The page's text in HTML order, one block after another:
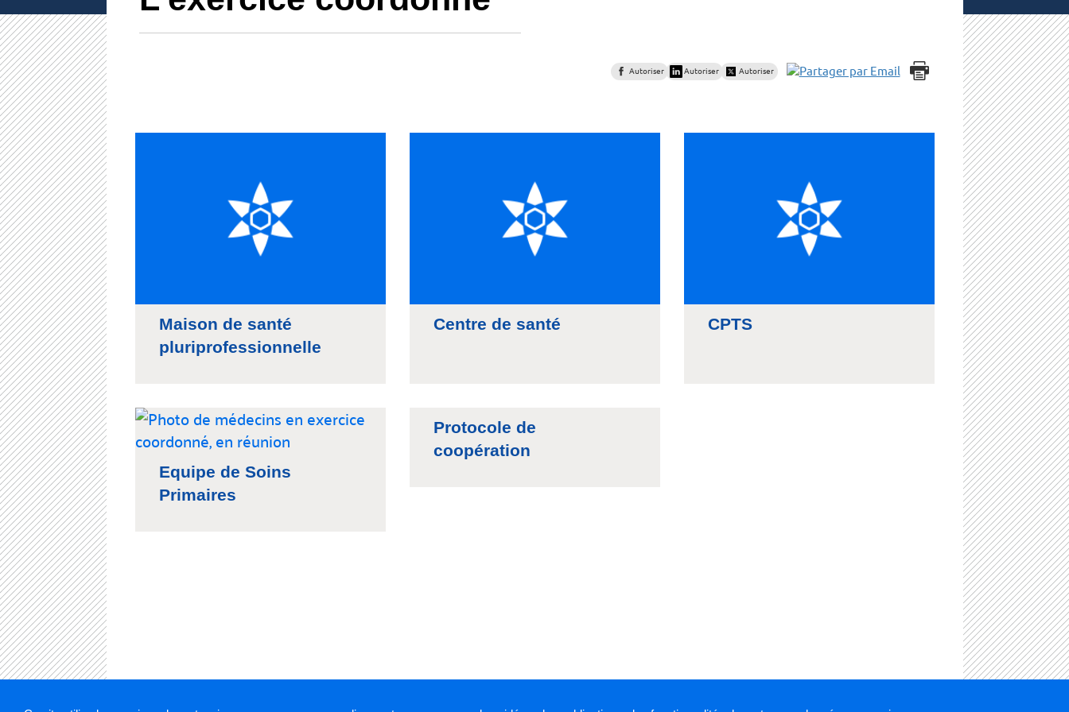
Autoriser Autoriser Autoriser
Maison de santé
pluriprofessionnelle
Centre de santé CPTS
Equipe de Soins
Primaires
Protocole de
coopération